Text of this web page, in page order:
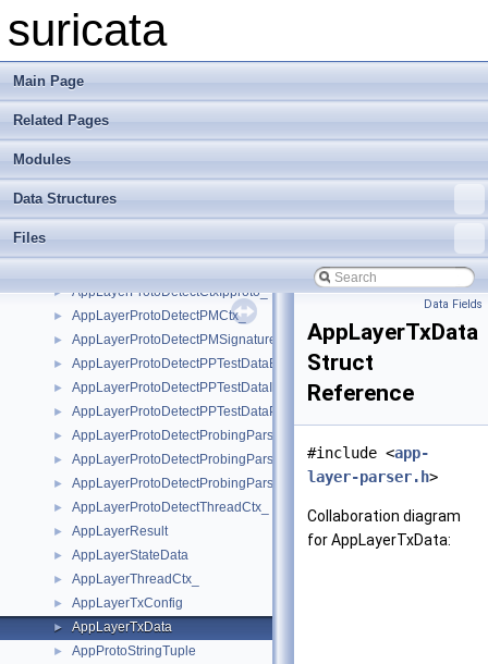
suricata
Main Page
Related Pages
Modules
Data Structures
Files
► AppLayerGetTxIterState
► AppLayerParser
► AppLayerParserCtx_
► AppLayerParserProtoCtx_
► AppLayerParserThreadCtx_
► AppLayerProtocolDetect
► AppLayerProtoDetectCtxIpproto_
► AppLayerProtoDetectPMCtx_
► AppLayerProtoDetectPMSignature_
► AppLayerProtoDetectPPTestDataElement_
► AppLayerProtoDetectPPTestDataIPProto_
► AppLayerProtoDetectPPTestDataPort_
► AppLayerProtoDetectProbingParser_
► AppLayerProtoDetectProbingParserElement_
► AppLayerProtoDetectProbingParserPort_
► AppLayerProtoDetectThreadCtx_
► AppLayerResult
► AppLayerStateData
► AppLayerThreadCtx_
► AppLayerTxConfig
► AppLayerTxData
► AppProtoStringTuple
Data Fields
AppLayerTxData
Struct
Reference
#include <app-
layer-parser.h>
Collaboration diagram
for AppLayerTxData: